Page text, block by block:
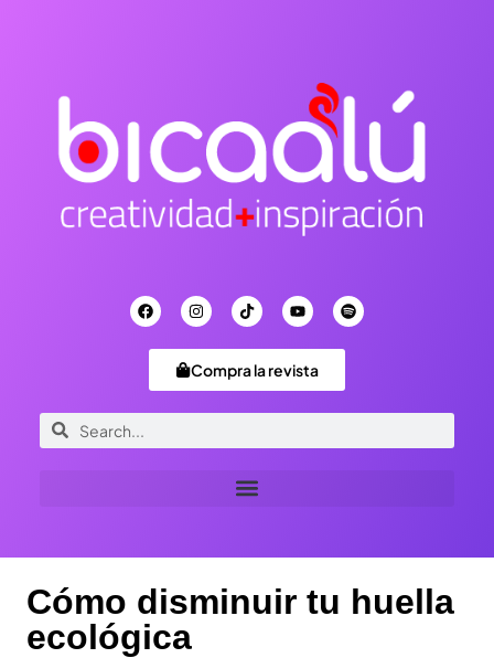
Compra la revista
Cómo disminuir tu huella
ecológica